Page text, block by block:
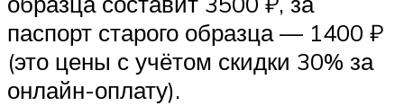
паспорт старого образца — 1400 ₽
(это цены с учётом скидки 30% за
онлайн-оплату).